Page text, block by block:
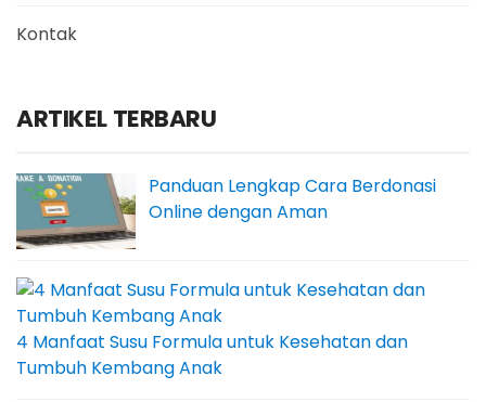
Kontak
ARTIKEL TERBARU
Panduan Lengkap Cara Berdonasi
Online dengan Aman
4 Manfaat Susu Formula untuk Kesehatan dan
Tumbuh Kembang Anak